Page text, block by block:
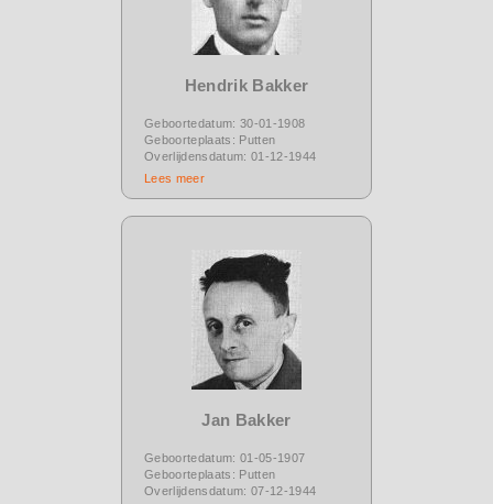
Hendrik Bakker
Geboortedatum: 30-01-1908
Geboorteplaats: Putten
Overlijdensdatum: 01-12-1944
Lees meer
Jan Bakker
Geboortedatum: 01-05-1907
Geboorteplaats: Putten
Overlijdensdatum: 07-12-1944